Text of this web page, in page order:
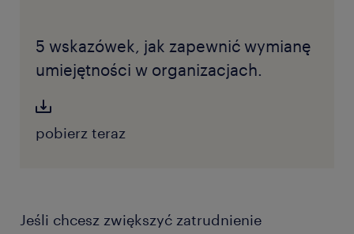
5 wskazówek, jak zapewnić wymianę
umiejętności w organizacjach.
pobierz teraz
Jeśli chcesz zwiększyć zatrudnienie